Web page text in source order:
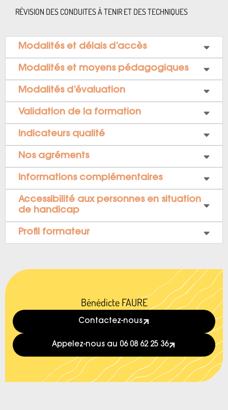
RÉVISION DES CONDUITES À TENIR ET DES TECHNIQUES
Modalités et délais d’accès
Modalités et moyens pédagogiques
Modalités d’évaluation
Validation de la formation
Indicateurs qualité
Nos agréments
Informations complémentaires
Accessibilité aux personnes en situation
de handicap
Profil formateur
Bénédicte FAURE
Contactez-nous
Appelez-nous au 06 08 62 25 36